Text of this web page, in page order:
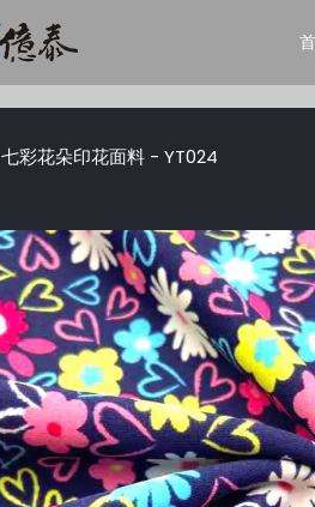
七彩花朵印花面料 - YT024